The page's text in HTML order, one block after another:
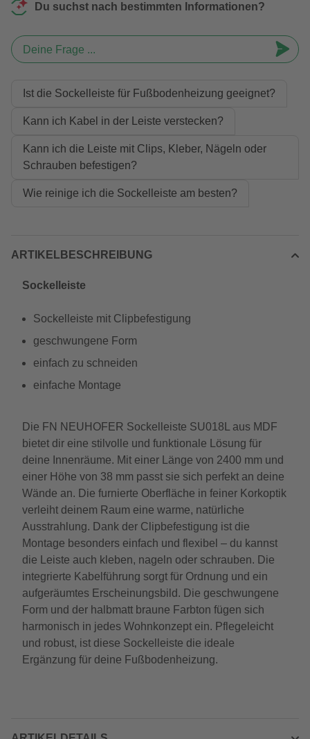
Du suchst nach bestimmten Informationen?
Deine Frage ...
Ist die Sockelleiste für Fußbodenheizung geeignet?
Kann ich Kabel in der Leiste verstecken?
Kann ich die Leiste mit Clips, Kleber, Nägeln oder
Schrauben befestigen?
Wie reinige ich die Sockelleiste am besten?
ARTIKELBESCHREIBUNG
Sockelleiste
Sockelleiste mit Clipbefestigung
geschwungene Form
einfach zu schneiden
einfache Montage
Die FN NEUHOFER Sockelleiste SU018L aus MDF
bietet dir eine stilvolle und funktionale Lösung für
deine Innenräume. Mit einer Länge von 2400 mm und
einer Höhe von 38 mm passt sie sich perfekt an deine
Wände an. Die furnierte Oberfläche in feiner Korkoptik
verleiht deinem Raum eine warme, natürliche
Ausstrahlung. Dank der Clipbefestigung ist die
Montage besonders einfach und flexibel – du kannst
die Leiste auch kleben, nageln oder schrauben. Die
integrierte Kabelführung sorgt für Ordnung und ein
aufgeräumtes Erscheinungsbild. Die geschwungene
Form und der halbmatt braune Farbton fügen sich
harmonisch in jedes Wohnkonzept ein. Pflegeleicht
und robust, ist diese Sockelleiste die ideale
Ergänzung für deine Fußbodenheizung.